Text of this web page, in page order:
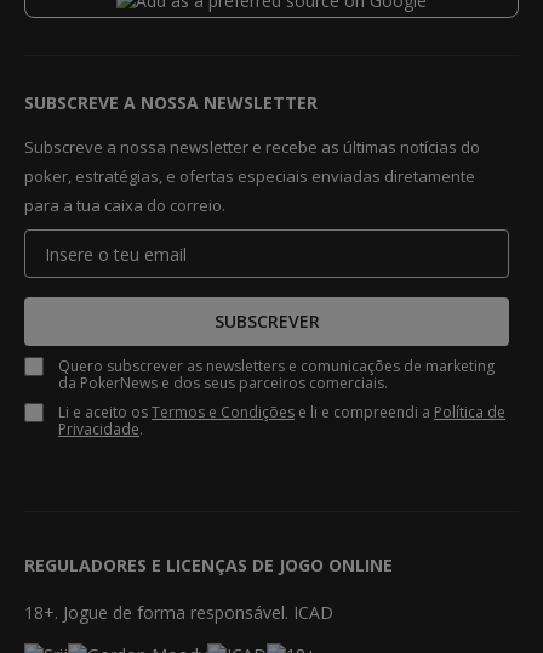
SUBSCREVE A NOSSA NEWSLETTER
Subscreve a nossa newsletter e recebe as últimas notícias do
poker, estratégias, e ofertas especiais enviadas diretamente
para a tua caixa do correio.
SUBSCREVER
Quero subscrever as newsletters e comunicações de marketing
da PokerNews e dos seus parceiros comerciais.
Li e aceito osTermos e Condições e li e compreendi a Política de
Privacidade.
REGULADORES E LICENÇAS DE JOGO ONLINE
18+. Jogue de forma responsável. ICAD